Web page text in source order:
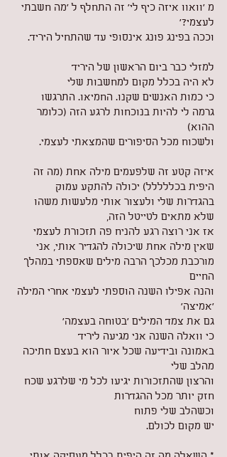
מ 'וואוו איזה כיף לי' זה התחלף ל 'מה חשבתי
לעצמי?'
וככה בפינג פונג אינסופי עד שהתחיל היריד.
למזלי כבר ביום הראשון של היריד
לא היה בכלל מקום למחשבות שלי
כי כמות האנשים שקנו. החמיאו. התרגשו
גרמה לי להיות בנוכחות לרגע הזה (כלומר
ההוא)
ולשכוח מכל הסיפורים שהמצאתי לעצמי.
איזה קטע זה שלפעמים מילה אחת (מה זה
היפית בכללללל) יכולה להתקע עמוק
בהגדרות שלי ולעצור אותי מלעשות משהו
שלא מתאים לטייטל הזה,
אז אני רוצה רגע להניח פה תזכורת לעצמי
שאין מילה אחת שיכולה להגדיר אותי, אני
מורכבת מכלכך הרבה מילים שאספתי במהלך
החיים
והנה אפילו השנה הוספתי לעצמי אחרי המילה
'אמיצה'
גם את צמד המילים 'בטוחה בעצמה'
כי וואלה השנה אני מגיעה ליריד
באמונה ובידיעה שכל איור הוא בעצם חתיכה
מהלב שלי
והרצון שהתזכורות יגיעו לכל מי שלרגע שכח
חזק יותר מכל ההגדרות
וכשהלב שלי פתוח
יש מקום לכולם.